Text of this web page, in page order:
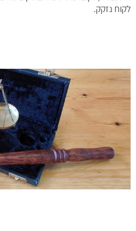
לקוח נזקק.